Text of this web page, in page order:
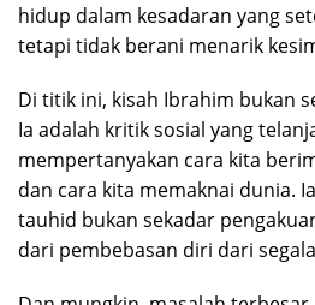
hidup dalam kesadaran yang
tetapi tidak berani menarik
Di titik ini, kisah Ibrahim bukan
Ia adalah kritik sosial yang
mempertanyakan cara kita
dan cara kita memaknai dunia.
tauhid bukan sekadar
dari pembebasan diri dari